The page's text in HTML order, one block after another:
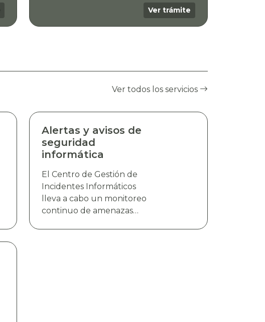
Ver trámite
Ver todos los servicios
Alertas y avisos de
seguridad
informática
El Centro de Gestión de
Incidentes Informáticos
lleva a cabo un monitoreo
continuo de amenazas